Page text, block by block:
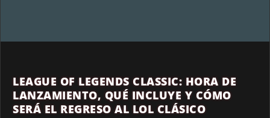
LEAGUE OF LEGENDS CLASSIC: HORA DE
LANZAMIENTO, QUÉ INCLUYE Y CÓMO
SERÁ EL REGRESO AL LOL CLÁSICO